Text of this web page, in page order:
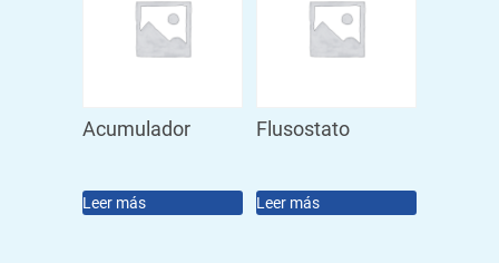
Acumulador
Leer más
Flusostato
Leer más